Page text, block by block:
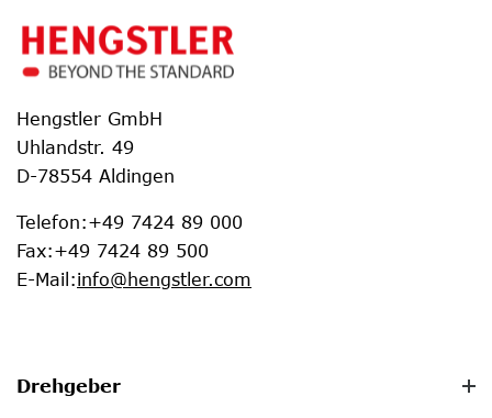
Hengstler GmbH
Uhlandstr. 49
D-78554 Aldingen
Telefon:+49 7424 89 000
Fax:+49 7424 89 500
E-Mail :info@hengstler.com
Drehgeber